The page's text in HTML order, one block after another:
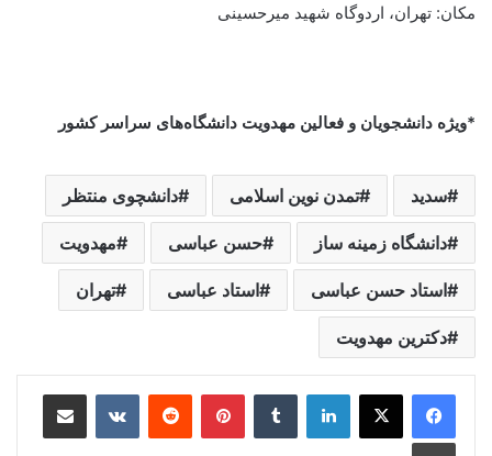
مکان: تهران، اردوگاه شهید میرحسینی
*ویژه دانشجویان و فعالین مهدویت دانشگاه‌های سراسر کشور
سدید تمدن نوین اسلامی دانشچوی منتظر
دانشگاه زمینه ساز حسن عباسی مهدویت
استاد حسن عباسی استاد عباسی تهران
دکترین مهدویت
لینکدین ‫تامبلر ‫پین‌ترست‫رددیت ‫VKontakteاشتراک گذاری از طریق ایمیل
چاپ